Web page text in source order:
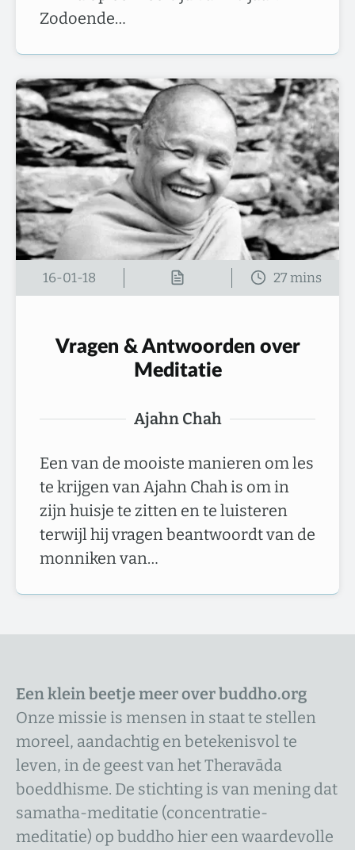
Zodoende…
16-01-18
Vragen & Antwoorden over
Meditatie
Ajahn Chah
Een van de mooiste manieren om les
te krijgen van Ajahn Chah is om in
zijn huisje te zitten en te luisteren
terwijl hij vragen beantwoordt van de
monniken van…
Een klein beetje meer over buddho.org
Onze missie is mensen in staat te stellen
moreel, aandachtig en betekenisvol te
leven, in de geest van het Theravāda
boeddhisme. De stichting is van mening dat
samatha-meditatie (concentratie-
meditatie) op buddho hier een waardevolle